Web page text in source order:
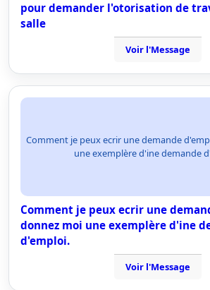
pour demander l'otorisation de
salle
Voir l'Message
Comment je peux ecrir une demande
une exemplère d'ine demande
Comment je peux ecrir une
donnez moi une exemplère d'ine
d'emploi.
Voir l'Message